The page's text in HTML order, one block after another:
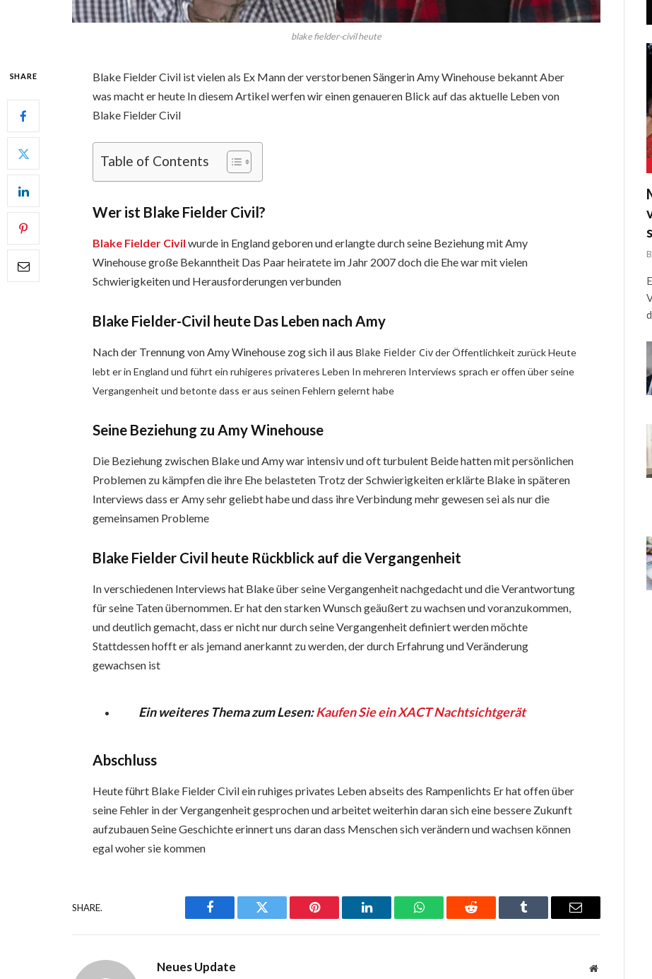
blake fielder-civil heute
SHARE
Blake Fielder Civil ist vielen als Ex Mann der verstorbenen Sängerin Amy Winehouse bekannt Aber
was macht er heute In diesem Artikel werfen wir einen genaueren Blick auf das aktuelle Leben von
Blake Fielder Civil
Table of Contents
Wer ist Blake Fielder Civil?
Blake Fielder Civil wurde in England geboren und erlangte durch seine Beziehung mit Amy
Winehouse große Bekanntheit Das Paar heiratete im Jahr 2007 doch die Ehe war mit vielen
Schwierigkeiten und Herausforderungen verbunden
Blake Fielder-Civil heute Das Leben nach Amy
Nach der Trennung von Amy Winehouse zog sich il aus Blake Fielder Civder Öffentlichkeit zurück Heute
lebt er in England und führt ein ruhigeres privateres Leben In mehreren Interviews sprach er offen über seine
Vergangenheit und betonte dass er aus seinen Fehlern gelernt habe
Seine Beziehung zu Amy Winehouse
Die Beziehung zwischen Blake und Amy war intensiv und oft turbulent Beide hatten mit persönlichen
Problemen zu kämpfen die ihre Ehe belasteten Trotz der Schwierigkeiten erklärte Blake in späteren
Interviews dass er Amy sehr geliebt habe und dass ihre Verbindung mehr gewesen sei als nur die
gemeinsamen Probleme
Blake Fielder Civil heute Rückblick auf die Vergangenheit
In verschiedenen Interviews hat Blake über seine Vergangenheit nachgedacht und die Verantwortung
für seine Taten übernommen. Er hat den starken Wunsch geäußert zu wachsen und voranzukommen,
und deutlich gemacht, dass er nicht nur durch seine Vergangenheit definiert werden möchte
Stattdessen hofft er als jemand anerkannt zu werden, der durch Erfahrung und Veränderung
gewachsen ist
Ein weiteres Thema zum Lesen:Kaufen Sie ein XACT Nachtsichtgerät
Abschluss
Heute führt Blake Fielder Civil ein ruhiges privates Leben abseits des Rampenlichts Er hat offen über
seine Fehler in der Vergangenheit gesprochen und arbeitet weiterhin daran sich eine bessere Zukunft
aufzubauen Seine Geschichte erinnert uns daran dass Menschen sich verändern und wachsen können
egal woher sie kommen
SHARE.
Facebook Twitter Pinterest LinkedIn WhatsAppReddit Tumblr Email
Neues Update Website